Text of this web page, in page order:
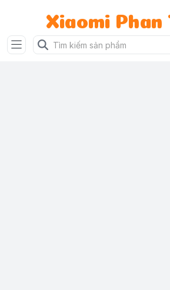
Xiaomi Phan